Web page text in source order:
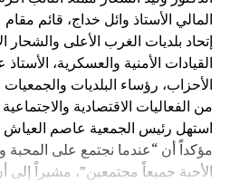
الاقتصادي
المالي الأستاذ وائل خداج، قائم
إتحاد بلديات الغرب الأعلى والشحار
القيادات الأمنية والعسكرية،
الأحزاب، رؤساء البلديات
من الفعاليات الاقتصادية والاجتماعية
استهل رئيس الجمعية عاصم العياش
مؤكداً أن “عندما نجتمع على المحبة
الأحبة جميعاً مجتمعين”، مشيراً إلى